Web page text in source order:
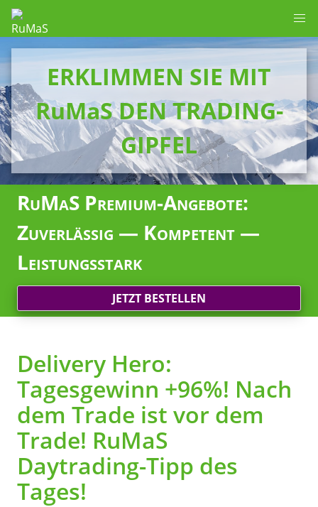
ERKLIMMEN SIE MIT
RuMaS DEN TRADING-
GIPFEL
RuMaS Premium-Angebote:
Zuverlässig — Kompetent —
Leistungsstark
JETZT BESTELLEN
Delivery Hero:
Tagesgewinn +96%! Nach
dem Trade ist vor dem
Trade! RuMaS
Daytrading-Tipp des
Tages!